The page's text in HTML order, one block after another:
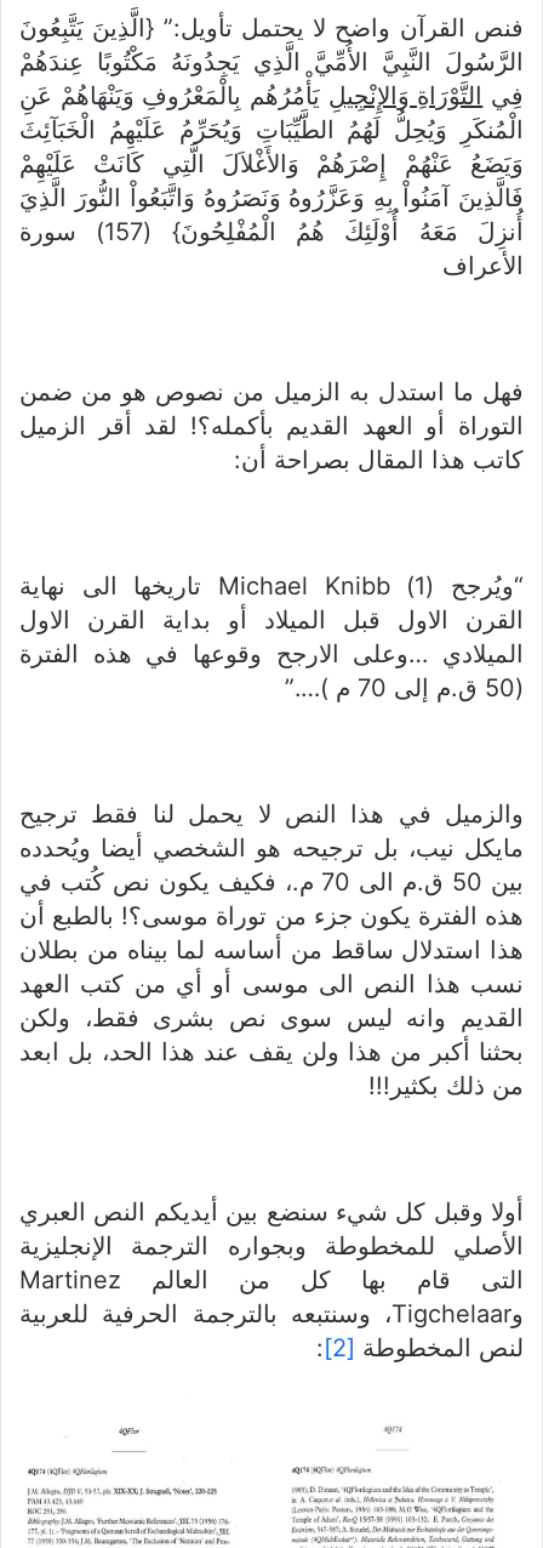
فنص القرآن واضح لا يحتمل تأويل:” {الَّذِينَ يَتَّبِعُونَ
الرَّسُولَ النَّبِيَّ الأُمِّيَّ الَّذِي يَجِدُونَهُ مَكْتُوبًا عِندَهُمْ
فِي التَّوْرَاةِ وَالإِنْجِيلِ يَأْمُرُهُم بِالْمَعْرُوفِ وَيَنْهَاهُمْ عَنِ
الْمُنكَرِ وَيُحِلُّ لَهُمُ الطَّيِّبَاتِ وَيُحَرِّمُ عَلَيْهِمُ الْخَبَآئِثَ
وَيَضَعُ عَنْهُمْ إِصْرَهُمْ وَالأَغْلاَلَ الَّتِي كَانَتْ عَلَيْهِمْ
فَالَّذِينَ آمَنُواْ بِهِ وَعَزَّرُوهُ وَنَصَرُوهُ وَاتَّبَعُواْ النُّورَ الَّذِيَ
أُنزِلَ مَعَهُ أُوْلَئِكَ هُمُ الْمُفْلِحُونَ} (157) سورة
الأعراف
فهل ما استدل به الزميل من نصوص هو من ضمن
التوراة أو العهد القديم بأكمله؟! لقد أقر الزميل
كاتب هذا المقال بصراحة أن:
“ويُرجح (1) Michael Knibb تاريخها الى نهاية
القرن الاول قبل الميلاد أو بداية القرن الاول
الميلادي …وعلى الارجح وقوعها في هذه الفترة
(50 ق.م إلى 70 م )….”
والزميل في هذا النص لا يحمل لنا فقط ترجيح
مايكل نيب، بل ترجيحه هو الشخصي أيضا ويُحدده
بين 50 ق.م الى 70 م.، فكيف يكون نص كُتب في
هذه الفترة يكون جزء من توراة موسى؟! بالطبع أن
هذا استدلال ساقط من أساسه لما بيناه من بطلان
نسب هذا النص الى موسى أو أي من كتب العهد
القديم وانه ليس سوى نص بشرى فقط، ولكن
بحثنا أكبر من هذا ولن يقف عند هذا الحد، بل ابعد
من ذلك بكثير!!!
أولا وقبل كل شيء سنضع بين أيديكم النص العبري
الأصلي للمخطوطة وبجواره الترجمة الإنجليزية
التى قام بها كل من العالم Martinez
وTigchelaar، وسنتبعه بالترجمة الحرفية للعربية
لنص المخطوطة [2]
: